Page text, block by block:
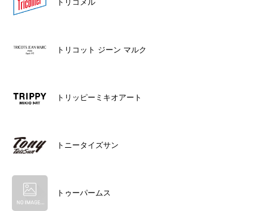
トリコメル
トリコット ジーン マルク
トリッピーミキオアート
トニータイズサン
トゥーパームス